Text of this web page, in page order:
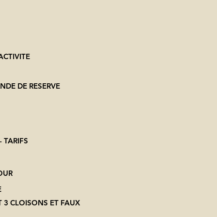
DE RESERVE
3 CLOISONS ET FAUX